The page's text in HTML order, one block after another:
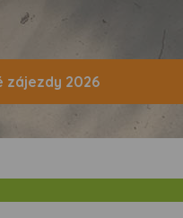
zájezdy 2026